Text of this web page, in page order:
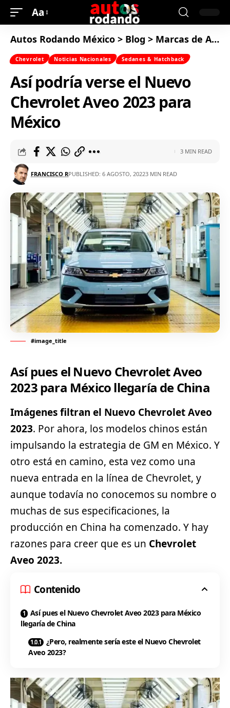
Aa
Autos Rodando México > Blog > Marcas de Autos
Chevrolet Noticias Nacionales Sedanes & Hatchback
Así podría verse el Nuevo
Chevrolet Aveo 2023 para
México
FRANCISCO RPUBLISHED: 6 AGOSTO, 20223 MIN READ
3 MIN READ
#image_title
Así pues el Nuevo Chevrolet Aveo
2023 para México llegaría de China
Imágenes filtran el Nuevo Chevrolet Aveo
2023. Por ahora, los modelos chinos están
impulsando la estrategia de GM en México. Y
otro está en camino, esta vez como una
nueva entrada en la línea de Chevrolet, y
aunque todavía no conocemos su nombre o
muchas de sus especificaciones, la
producción en China ha comenzado. Y hay
razones para creer que es un Chevrolet
Aveo 2023.
Contenido
Así pues el Nuevo Chevrolet Aveo 2023 para México
llegaría de China
¿Pero, realmente sería este el Nuevo Chevrolet
Aveo 2023?